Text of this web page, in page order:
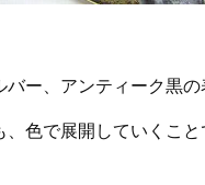
ー、アンティーク黒の
、色で展開していくこ